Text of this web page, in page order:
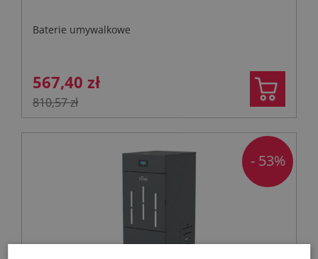
Baterie umywalkowe
567,40 zł
810,57 zł
- 53%